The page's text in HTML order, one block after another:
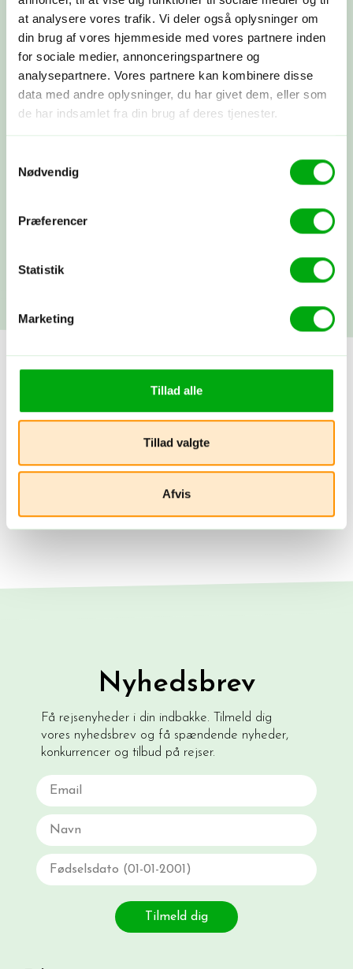
at analysere vores trafik. Vi deler også oplysninger om
din brug af vores hjemmeside med vores partnere inden
for sociale medier, annonceringspartnere og
analysepartnere. Vores partnere kan kombinere disse
data med andre oplysninger, du har givet dem, eller som
de har indsamlet fra din brug af deres tjenester.
Nødvendig
Præferencer
Statistik
Marketing
Tillad alle
Tillad valgte
Afvis
Sammen skræddersyr vi din drømmerejse
ud fra dine ønsker.
Booking
Du betaler depositum, vi booker alt som
Du rejser…! Du kan altid få fat i os
Nyhedsbrev
Få rejsenyheder i din indbakke. Tilmeld dig
vores nyhedsbrev og få spændende nyheder,
konkurrencer og tilbud på rejser.
Email
Navn
Fødselsdato
Tilmeld dig